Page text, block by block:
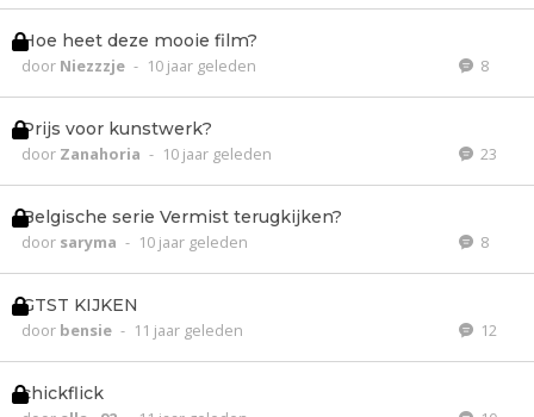
Hoe heet deze mooie film?
door Niezzzje - 10 jaar geleden 8
Prijs voor kunstwerk?
door Zanahoria - 10 jaar geleden 23
Belgische serie Vermist terugkijken?
door saryma - 10 jaar geleden 8
GTST KIJKEN
door bensie - 11 jaar geleden 12
chickflick